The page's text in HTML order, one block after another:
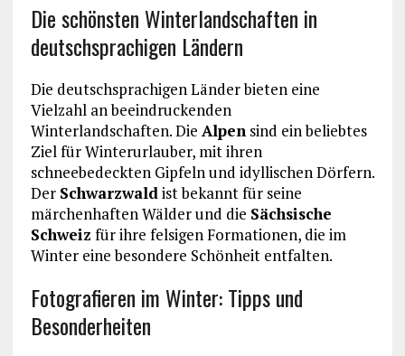
Die schönsten Winterlandschaften in
deutschsprachigen Ländern
Die deutschsprachigen Länder bieten eine
Vielzahl an beeindruckenden
Winterlandschaften. Die Alpensind ein beliebtes
Ziel für Winterurlauber, mit ihren
schneebedeckten Gipfeln und idyllischen Dörfern.
Der Schwarzwaldist bekannt für seine
märchenhaften Wälder und die Sächsische
Schweiz für ihre felsigen Formationen, die im
Winter eine besondere Schönheit entfalten.
Fotografieren im Winter: Tipps und
Besonderheiten